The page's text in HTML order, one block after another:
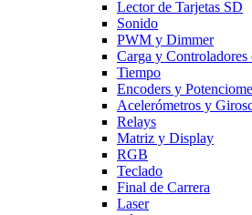
Lector de Tarjetas SD
Sonido
PWM y Dimmer
Carga y Controladores
Tiempo
Encoders y
Acelerómetros y
Relays
Matriz y Display
RGB
Teclado
Final de Carrera
Laser